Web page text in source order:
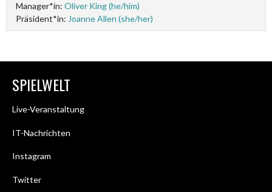
Manager*in: Oliver King (he/him)
Präsident*in: Joanne Allen (she/her)
SPIELWELT
Live-Veranstaltung
IT-Nachrichten
Instagram
Twitter